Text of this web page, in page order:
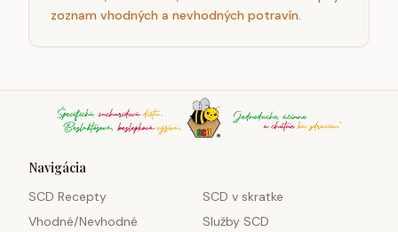
zoznam vhodných a nevhodných potravín.
Navigácia
SCD Recepty
SCD v skratke
Vhodné/Nevhodné
Služby SCD